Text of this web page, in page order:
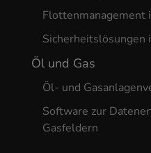
Flottenmanagement
Sicherheitslösungen
Öl und Gas
Öl- und
Software zur
Gasfeldern